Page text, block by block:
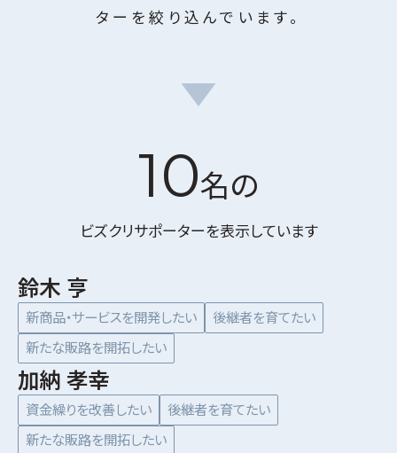
ターを絞り込んでいます。
10名の
ビズクリサポーターを表示しています
鈴木 亨
新商品・サービスを開発したい
後継者を育てたい
新たな販路を開拓したい
加納 孝幸
資金繰りを改善したい
後継者を育てたい
新たな販路を開拓したい